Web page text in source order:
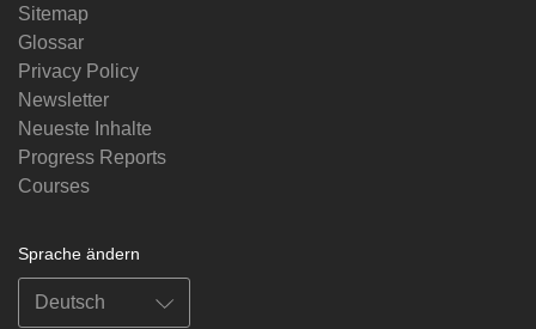
Sitemap
Glossar
Privacy Policy
Newsletter
Neueste Inhalte
Progress Reports
Courses
Sprache ändern